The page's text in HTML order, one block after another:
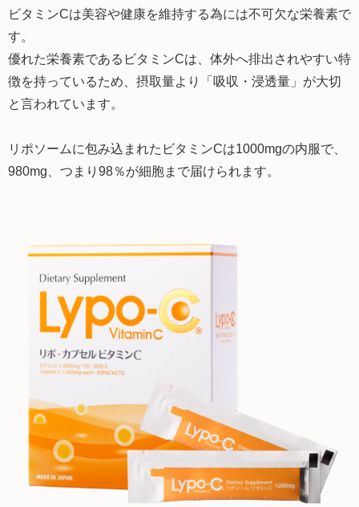
ビタミンCは美容や健康を維持する為には不可欠な栄養素で
す。
優れた栄養素であるビタミンCは、体外へ排出されやすい特
徴を持っているため、摂取量より「吸収・浸透量」が大切
と言われています。
リポソームに包み込まれたビタミンCは1000mgの内服で、
980mg、つまり98％が細胞まで届けられます。